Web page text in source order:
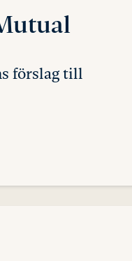
förslag till